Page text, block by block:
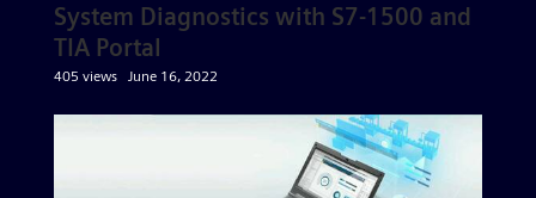
System Diagnostics with S7-1500 and
TIA Portal
405 views June 16, 2022